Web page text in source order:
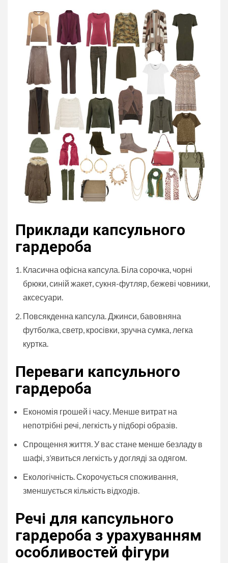
Приклади капсульного
гардероба
Класична офісна капсула. Біла сорочка, чорні
брюки, синій жакет, сукня-футляр, бежеві човники,
аксесуари.
Повсякденна капсула. Джинси, бавовняна
футболка, светр, кросівки, зручна сумка, легка
куртка.
Переваги капсульного
гардероба
Економія грошей і часу. Менше витрат на
непотрібні речі, легкість у підборі образів.
Спрощення життя. У вас стане менше безладу в
шафі, з’явиться легкість у догляді за одягом.
Екологічність. Скорочується споживання,
зменшується кількість відходів.
Речі для капсульного
гардероба з урахуванням
особливостей фігури